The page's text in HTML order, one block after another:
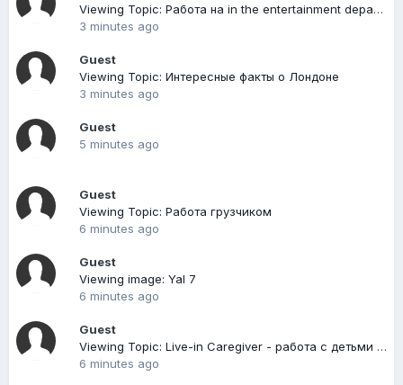
Viewing Topic: Работа на in the entertainment department - кто-что-знает - делитесь!
3 minutes ago
Guest
Viewing Topic: Интересные факты о Лондоне
3 minutes ago
Guest
5 minutes ago
Guest
Viewing Topic: Работа грузчиком
6 minutes ago
Guest
Viewing image: Yal 7
6 minutes ago
Guest
Viewing Topic: Live-in Caregiver - работа с детьми и престарелыми в Канаде
6 minutes ago